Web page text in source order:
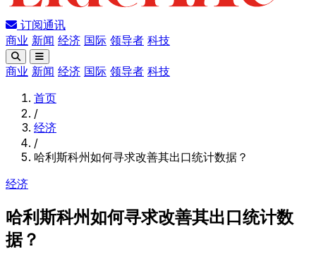
订阅通讯
商业 新闻 经济 国际 领导者 科技
商业 新闻 经济 国际 领导者 科技
首页
/
经济
/
哈利斯科州如何寻求改善其出口统计数据？
经济
哈利斯科州如何寻求改善其出口统计数
据？